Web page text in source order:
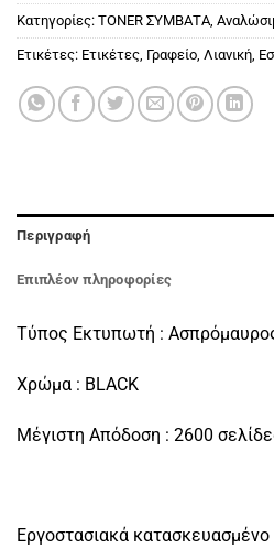
Κατηγορίες: ΤΟΝΕR ΣΥΜΒΑΤΑ,
Ετικέτες: Ετικέτες, Γραφείο, Λιανική,
Περιγραφή
Επιπλέον πληροφορίες
Τύπος Εκτυπωτή :
Χρώμα : BLACK
Μέγιστη Απόδοση : 2600
Εργοστασιακά